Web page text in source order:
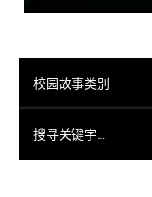
校园故事类别